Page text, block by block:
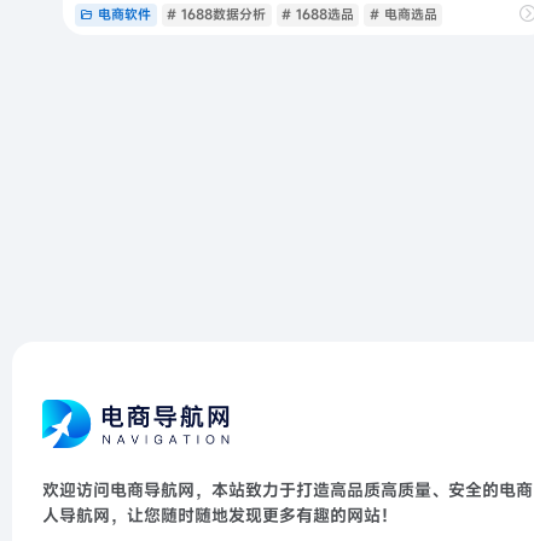
电商软件 # 1688数据分析 # 1688选品 # 电商选品
欢迎访问电商导航网，本站致力于打造高品质高质量、安全的电商
人导航网，让您随时随地发现更多有趣的网站！